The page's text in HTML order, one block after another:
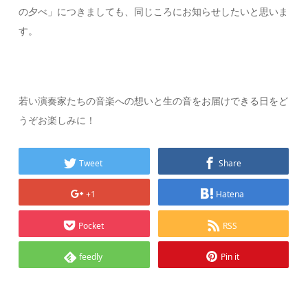
の夕べ」につきましても、同じころにお知らせしたいと思いま
す。
若い演奏家たちの音楽への想いと生の音をお届けできる日をど
うぞお楽しみに！
Tweet Share
+1 Hatena
Pocket RSS
feedly Pin it